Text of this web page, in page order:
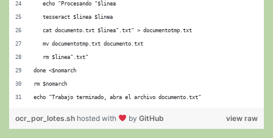
   echo "Procesando "$linea
   tesseract $linea $linea
   cat documento.txt $linea".txt" > documentotmp.txt
   mv documentotmp.txt documento.txt
   rm $linea".txt"
done <$nomarch
rm $nomarch
echo "Trabajo terminado, abra el archivo documento.txt"
view raw
ocr_por_lotes.sh hosted with by GitHub